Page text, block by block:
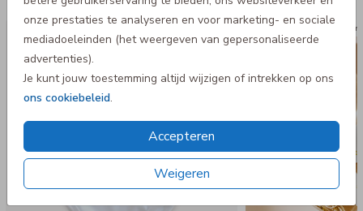
onze prestaties te analyseren en voor marketing- en sociale
mediadoeleinden (het weergeven van gepersonaliseerde
advertenties).
Je kunt jouw toestemming altijd wijzigen of intrekken op ons
ons cookiebeleid.
Accepteren
Weigeren